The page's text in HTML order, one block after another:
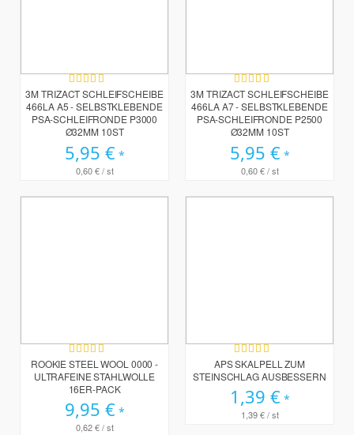
Bewertung:
100%
3M TRIZACT SCHLEIFSCHEIBE
466LA A5 - SELBSTKLEBENDE
PSA-SCHLEIFRONDE P3000
Ø32MM 10ST
5,95 €
0,60 €/ st
Bewertung:
100%
3M TRIZACT SCHLEIFSCHEIBE
466LA A7 - SELBSTKLEBENDE
PSA-SCHLEIFRONDE P2500
Ø32MM 10ST
5,95 €
0,60 €/ st
Bewertung:
100%
ROOKIE STEEL WOOL 0000 -
ULTRAFEINE STAHLWOLLE
16ER-PACK
9,95 €
0,62 €/ st
Bewertung:
97%
APS SKALPELL ZUM
STEINSCHLAG AUSBESSERN
1,39 €
1,39 €/ st